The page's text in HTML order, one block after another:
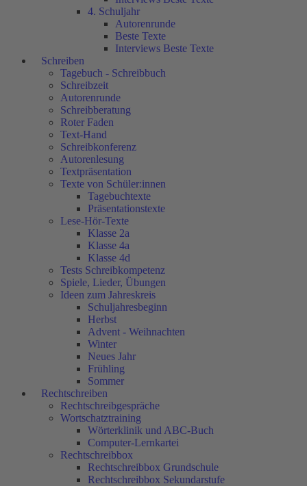
4. Schuljahr
Autorenrunde
Beste Texte
Interviews Beste Texte
Schreiben
Tagebuch - Schreibbuch
Schreibzeit
Autorenrunde
Schreibberatung
Roter Faden
Text-Hand
Schreibkonferenz
Autorenlesung
Textpräsentation
Texte von Schüler:innen
Tagebuchtexte
Präsentationstexte
Lese-Hör-Texte
Klasse 2a
Klasse 4a
Klasse 4d
Tests Schreibkompetenz
Spiele, Lieder, Übungen
Ideen zum Jahreskreis
Schuljahresbeginn
Herbst
Advent - Weihnachten
Winter
Neues Jahr
Frühling
Sommer
Rechtschreiben
Rechtschreibgespräche
Wortschatztraining
Wörterklinik und ABC-Buch
Computer-Lernkartei
Rechtschreibbox
Rechtschreibbox Grundschule
Rechtschreibbox Sekundarstufe